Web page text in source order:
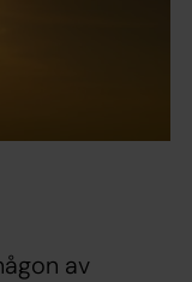
av